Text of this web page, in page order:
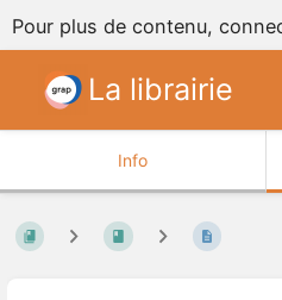
Pour plus de contenu,
La librairie
Info